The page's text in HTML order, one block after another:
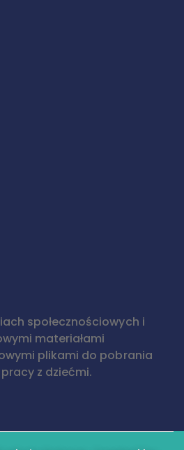
społecznościowych i
materiałami
plikami do pobrania
z dziećmi.